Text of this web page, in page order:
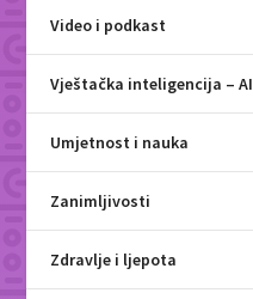
Video i podkast
Vještačka inteligencija – AI
Umjetnost i nauka
Zanimljivosti
Zdravlje i ljepota